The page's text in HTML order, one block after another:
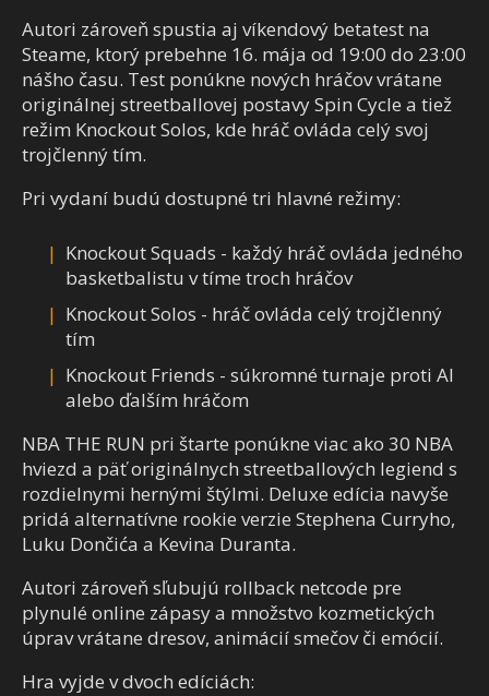
Autori zároveň spustia aj víkendový betatest na
Steame, ktorý prebehne 16. mája od 19:00 do 23:00
nášho času. Test ponúkne nových hráčov vrátane
originálnej streetballovej postavy Spin Cycle a tiež
režim Knockout Solos, kde hráč ovláda celý svoj
trojčlenný tím.
Pri vydaní budú dostupné tri hlavné režimy:
Knockout Squads - každý hráč ovláda jedného
basketbalistu v tíme troch hráčov
Knockout Solos - hráč ovláda celý trojčlenný
tím
Knockout Friends - súkromné turnaje proti AI
alebo ďalším hráčom
NBA THE RUN pri štarte ponúkne viac ako 30 NBA
hviezd a päť originálnych streetballových legiend s
rozdielnymi hernými štýlmi. Deluxe edícia navyše
pridá alternatívne rookie verzie Stephena Curryho,
Luku Dončića a Kevina Duranta.
Autori zároveň sľubujú rollback netcode pre
plynulé online zápasy a množstvo kozmetických
úprav vrátane dresov, animácií smečov či emócií.
Hra vyjde v dvoch edíciách: